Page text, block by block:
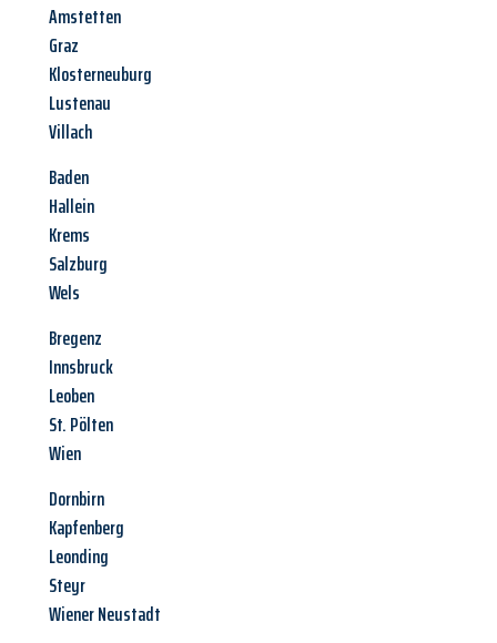
Amstetten
Graz
Klosterneuburg
Lustenau
Villach
Baden
Hallein
Krems
Salzburg
Wels
Bregenz
Innsbruck
Leoben
St. Pölten
Wien
Dornbirn
Kapfenberg
Leonding
Steyr
Wiener Neustadt